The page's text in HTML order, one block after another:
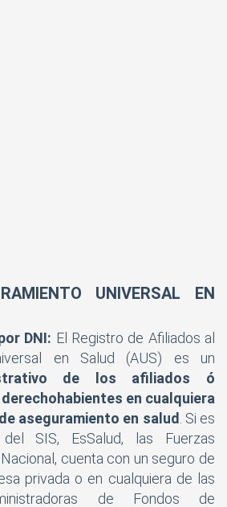
UNIVERSAL EN
DNI: El Registro de Afiliados al
en Salud (AUS) es un
de los afiliados ó
en cualquiera
aseguramiento en salud . Si es
SIS, EsSalud, las Fuerzas
cuenta con un seguro de
privada o en cualquiera de las
de Fondos de